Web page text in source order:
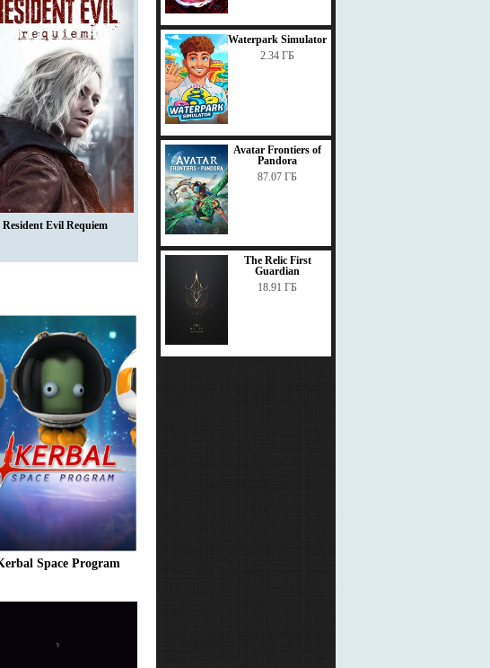
Resident Evil Requiem
Space Program
Waterpark Simulator
2.34 ГБ
Avatar Frontiers of
Pandora
87.07 ГБ
The Relic First
Guardian
18.91 ГБ